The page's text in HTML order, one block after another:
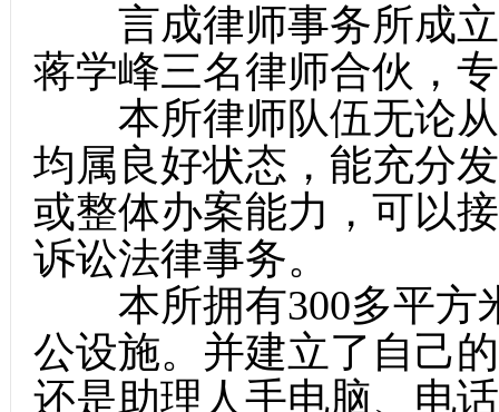
言成律师事务所成立
蒋学峰三名律师合伙，
本所律师队伍无论从
均属良好状态，能充分
或整体办案能力，可以
诉讼法律事务。
本所拥有300多平方
公设施。并建立了自己
还是助理人手电脑、电